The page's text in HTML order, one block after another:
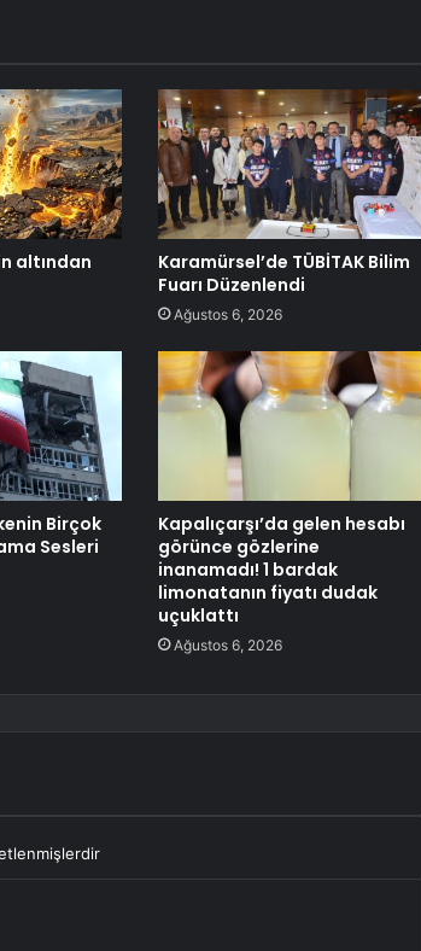
altından
Karamürsel’de TÜBİTAK Bilim
Fuarı Düzenlendi
Ağustos 6, 2026
Birçok
Sesleri
Kapalıçarşı’da gelen hesabı
görünce gözlerine
inanamadı! 1 bardak
limonatanın fiyatı dudak
uçuklattı
Ağustos 6, 2026